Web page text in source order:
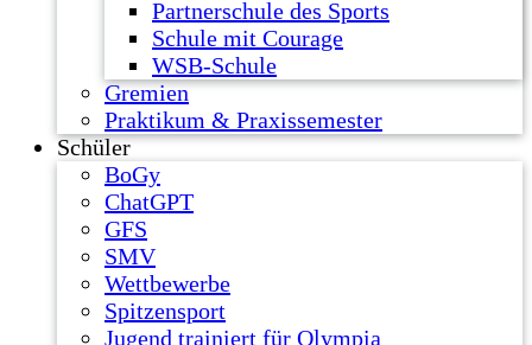
Partnerschule des Sports
Schule mit Courage
WSB-Schule
Gremien
Praktikum & Praxissemester
Schüler
BoGy
ChatGPT
GFS
SMV
Wettbewerbe
Spitzensport
Jugend trainiert für Olympia